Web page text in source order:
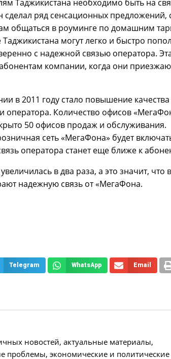
Таджикистана необходимо быть на
ряд сенсационных предложений,
общаться в роуминге по домашним
могут легко и быстро
с надежной связью оператора.
компании, когда они
в 2011 году стало повышение качества
оператора. Количество офисов
50 офисов продаж и обслуживания.
сеть «МегаФона» будет
оператора станет еще ближе к
в два раза, а это значит, что
надежную связь от «МегаФона.
Telegram WhatsApp Email
новостей, актуальные материалы,
проблемы, экономические и политические